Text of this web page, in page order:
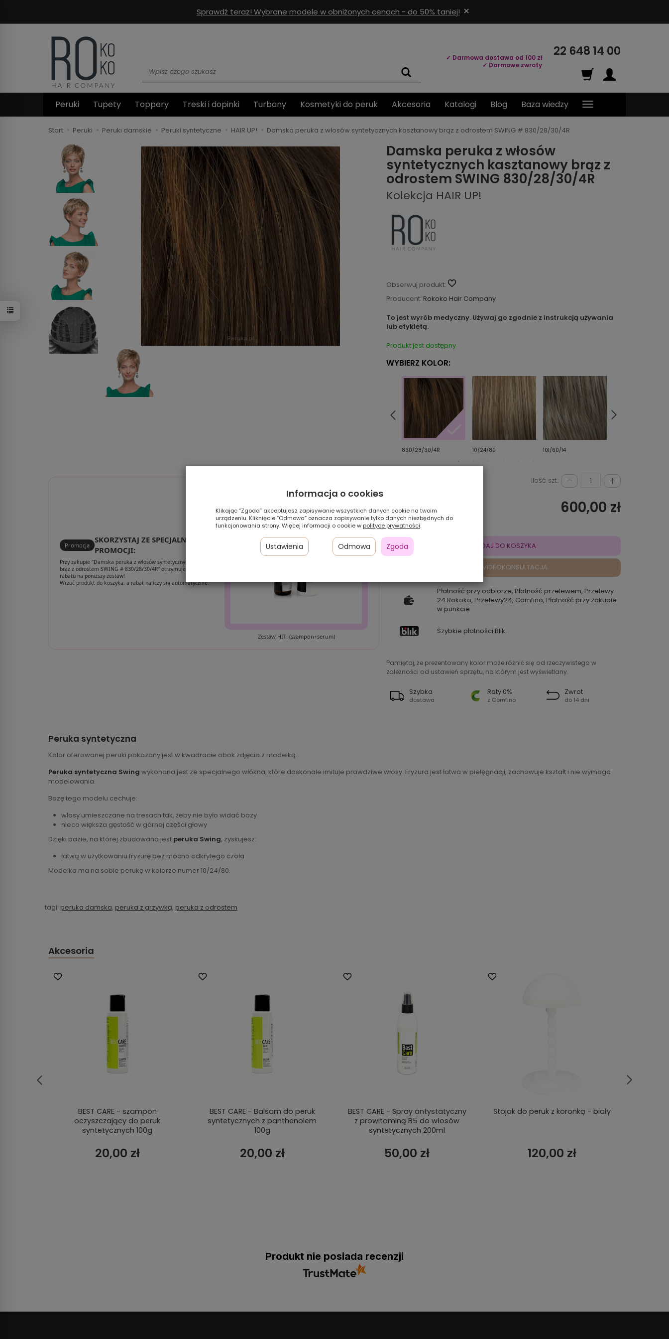
Sprawdź teraz! Wybrane modele w obniżonych cenach - do 50% taniej! ×
✓ Darmowa dostawa od 100 zł
✓ Darmowe zwroty
22 648 14 00
Peruki Tupety Toppery Treski i dopinki Turbany Kosmetyki do peruk Akcesoria Katalogi Blog Baza wiedzy
Start Peruki Peruki damskie Peruki syntetyczne HAIR UP! Damska peruka z włosów syntetycznych kasztanowy brąz z odrostem SWING # 830/28/30/4R
Promocja
SKORZYSTAJ ZE SPECJALNEJ
PROMOCJI:
Przy zakupie "Damska peruka z włosów syntetycznych kasztanowy
brąz z odrostem SWING # 830/28/30/4R" otrzymujesz aż 30%
rabatu na poniższy zestaw!
Wrzuć produkt do koszyka, a rabat naliczy się automatycznie.
Zestaw HIT! (szampon+serum)
Damska peruka z włosów
syntetycznych kasztanowy brąz z
odrostem SWING 830/28/30/4R
Kolekcja HAIR UP!
Obserwuj produkt:
Producent: Rokoko Hair Company
To jest wyrób medyczny. Używaj go zgodnie z instrukcją używania
lub etykietą.
Produkt jest dostępny
WYBIERZ KOLOR:
830/28/30/4R 10/24/80 101/60/14
Ilość szt.:
600,00 zł
DODAJ DO KOSZYKA
VIDEOKONSULTACJA
Płatność przy odbiorze, Płatność przelewem, Przelewy
24 Rokoko, Przelewy24, Comfino, Płatność przy zakupie
w punkcie
Szybkie płatności Blik.
Pamiętaj, że prezentowany kolor może różnić się od rzeczywistego w
zależności od ustawień sprzętu, na którym jest wyświetlany.
Szybka
dostawa
Raty 0%
z Comfino
Zwrot
do 14 dni
Peruka syntetyczna
Kolor oferowanej peruki pokazany jest w kwadracie obok zdjęcia z modelką.
Peruka syntetyczna Swing wykonana jest ze specjalnego włókna, które doskonale imituje prawdziwe włosy. Fryzura jest łatwa w pielęgnacji, zachowuje kształt i nie wymaga
modelowania.
Bazę tego modelu cechuje:
włosy umieszczane na tresach tak, żeby nie było widać bazy
nieco większa gęstość w górnej części głowy
Dzięki bazie, na której zbudowana jest peruka Swing, zyskujesz:
łatwą w użytkowaniu fryzurę bez mocno odkrytego czoła
Modelka ma na sobie perukę w kolorze numer 10/24/80.
tagi: peruka damska, peruka z grzywką, peruka z odrostem
Akcesoria
BEST CARE - szampon
oczyszczający do peruk
syntetycznych 100g
20,00 zł
BEST CARE - Balsam do peruk
syntetycznych z panthenolem
100g
20,00 zł
BEST CARE - Spray antystatyczny
z prowitaminą B5 do włosów
syntetycznych 200ml
50,00 zł
Stojak do peruk z koronką - biały
120,00 zł
Produkt nie posiada recenzji
Informacja o cookies
Klikając “Zgoda” akceptujesz zapisywanie wszystkich danych cookie na twoim
urządzeniu. Kliknięcie “Odmowa” oznacza zapisywanie tylko danych niezbędnych do
funkcjonowania strony. Więcej informacji o cookie w polityce prywatności.
Ustawienia Odmowa Zgoda